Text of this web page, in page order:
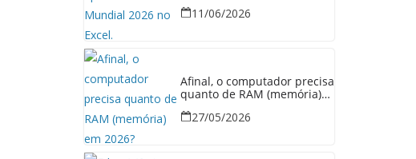
11/06/2026
Afinal, o computador precisa
quanto de RAM (memória)
27/05/2026